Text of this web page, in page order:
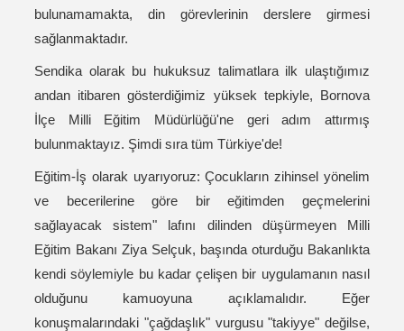
bulunamamakta, din görevlerinin derslere girmesi
sağlanmaktadır.
Sendika olarak bu hukuksuz talimatlara ilk ulaştığımız
andan itibaren gösterdiğimiz yüksek tepkiyle, Bornova
İlçe Milli Eğitim Müdürlüğü'ne geri adım attırmış
bulunmaktayız. Şimdi sıra tüm Türkiye'de!
Eğitim-İş olarak uyarıyoruz: Çocukların zihinsel yönelim
ve becerilerine göre bir eğitimden geçmelerini
sağlayacak sistem" lafını dilinden düşürmeyen Milli
Eğitim Bakanı Ziya Selçuk, başında oturduğu Bakanlıkta
kendi söylemiyle bu kadar çelişen bir uygulamanın nasıl
olduğunu kamuoyuna açıklamalıdır. Eğer
konuşmalarındaki "çağdaşlık" vurgusu "takiyye" değilse,